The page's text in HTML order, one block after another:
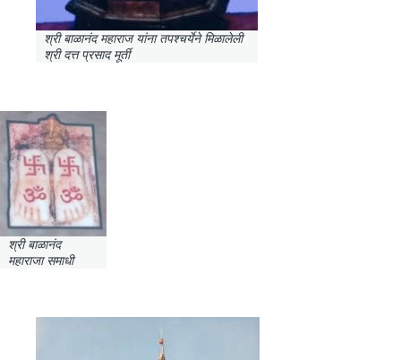
श्री बाळानंद महाराज यांना तपश्चर्येने मिळालेली
श्री दत्त प्रसाद मूर्ती
श्री बाळानंद
महाराजा समाधी